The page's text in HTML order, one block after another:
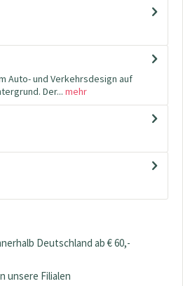
Auto- und Verkehrsdesign auf
Der... mehr
Deutschland ab € 60,-
unsere Filialen